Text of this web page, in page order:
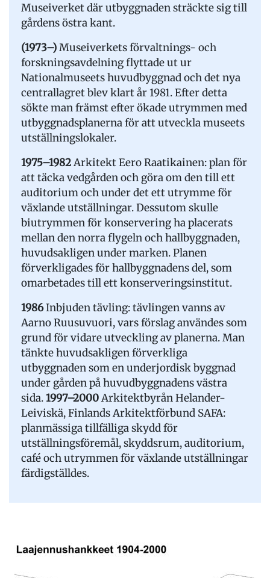
Museiverket där utbyggnaden sträckte sig till
gårdens östra kant.
(1973–)Museiverkets förvaltnings- och
forskningsavdelning flyttade ut ur
Nationalmuseets huvudbyggnad och det nya
centrallagret blev klart år 1981. Efter detta
sökte man främst efter ökade utrymmen med
utbyggnadsplanerna för att utveckla museets
utställningslokaler.
1975–1982Arkitekt Eero Raatikainen: plan för
att täcka vedgården och göra om den till ett
auditorium och under det ett utrymme för
växlande utställningar. Dessutom skulle
biutrymmen för konservering ha placerats
mellan den norra flygeln och hallbyggnaden,
huvudsakligen under marken. Planen
förverkligades för hallbyggnadens del, som
omarbetades till ett konserveringsinstitut.
1986Inbjuden tävling: tävlingen vanns av
Aarno Ruusuvuori, vars förslag användes som
grund för vidare utveckling av planerna. Man
tänkte huvudsakligen förverkliga
utbyggnaden som en underjordisk byggnad
under gården på huvudbyggnadens västra
sida.1997–2000Arkitektbyrån Helander-
Leiviskä, Finlands Arkitektförbund SAFA:
planmässiga tillfälliga skydd för
utställningsföremål, skyddsrum, auditorium,
café och utrymmen för växlande utställningar
färdigställdes.